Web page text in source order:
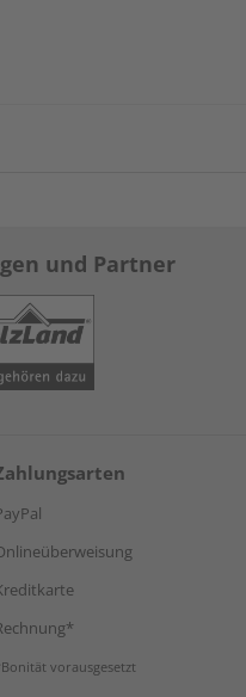
und Partner
vorausgesetzt